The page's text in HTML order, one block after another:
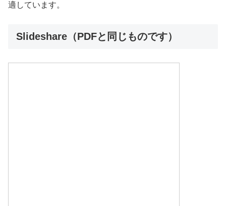
適しています。
Slideshare（PDFと同じものです）